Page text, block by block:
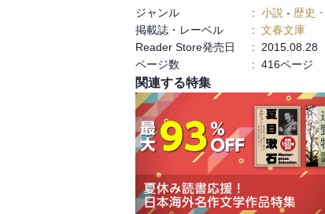
ジャンル : 小説 - 歴史
掲載誌・レーベル
: 文春文庫
Reader Store発売日
: 2015.08.28
ページ数
: 416ページ
関連する特集